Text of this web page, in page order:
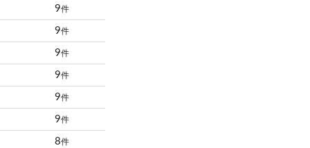
9件
9件
9件
9件
9件
9件
8件